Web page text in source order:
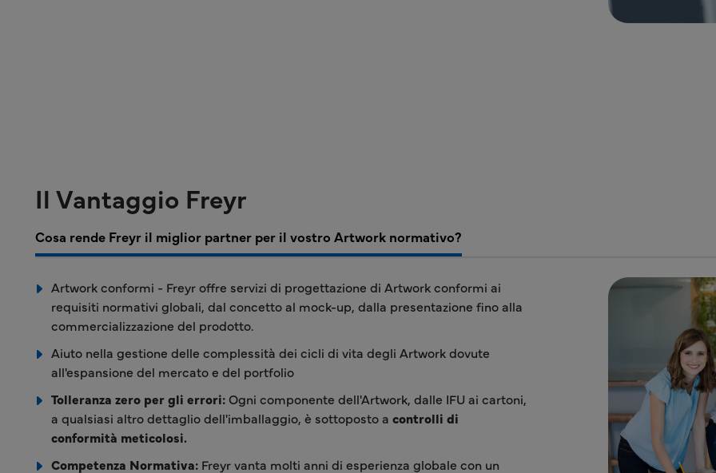
Il Vantaggio Freyr
Cosa rende Freyr il miglior partner per il vostro Artwork normativo?
Artwork conformi - Freyr offre servizi di progettazione di Artwork conformi ai
requisiti normativi globali, dal concetto al mock-up, dalla presentazione fino alla
commercializzazione del prodotto.
Aiuto nella gestione delle complessità dei cicli di vita degli Artwork dovute
all'espansione del mercato e del portfolio
Tolleranza zero per gli errori:Ogni componente dell'Artwork, dalle IFU ai cartoni,
a qualsiasi altro dettaglio dell'imballaggio, è sottoposto a controlli di
conformità meticolosi.
Competenza Normativa: Freyr vanta molti anni di esperienza globale con un